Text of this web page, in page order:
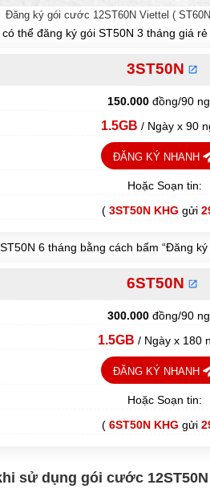
Đăng ký gói cước 12ST60N Viettel (
thể đăng ký gói ST50N 3 tháng giá
3ST50N
150.000 đồng/90
1.5GB / Ngày x 90
ĐĂNG KÝ NHANH
Hoặc Soạn tin:
( 3ST50N KHG gửi
6 tháng bằng cách bấm “Đăng
6ST50N
300.000 đồng/90
1.5GB / Ngày x 180
ĐĂNG KÝ NHANH
Hoặc Soạn tin:
( 6ST50N KHG gửi
sử dụng gói cước 12ST50N